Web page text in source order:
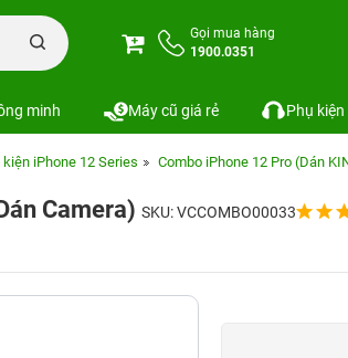
Gọi mua hàng
1900.0351
minh Máy cũ giá rẻ Phụ kiện
iPhone 12 Series Combo iPhone 12 Pro (Dán
Camera) SKU: VCCOMBO00033